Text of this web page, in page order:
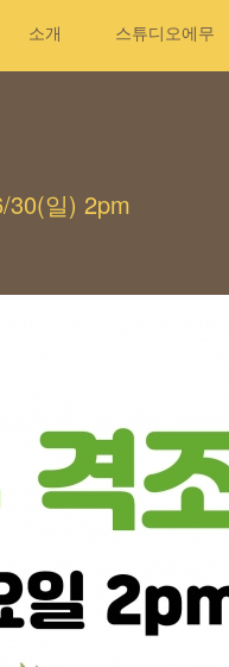
소개 스튜디오에무
30(일) 2pm